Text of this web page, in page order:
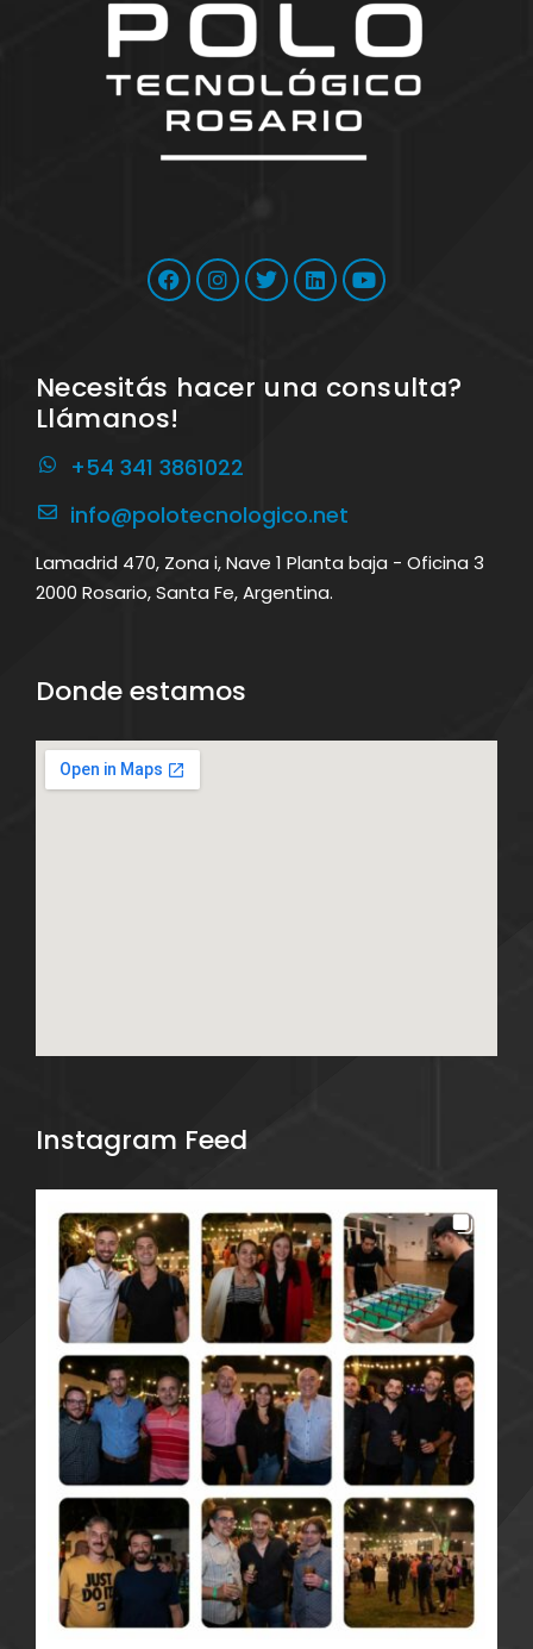
Necesitás hacer una consulta?
Llámanos!
+54 341 3861022
info@polotecnologico.net
Lamadrid 470, Zona i, Nave 1 Planta baja - Oficina 3
2000 Rosario, Santa Fe, Argentina.
Donde estamos
Instagram Feed